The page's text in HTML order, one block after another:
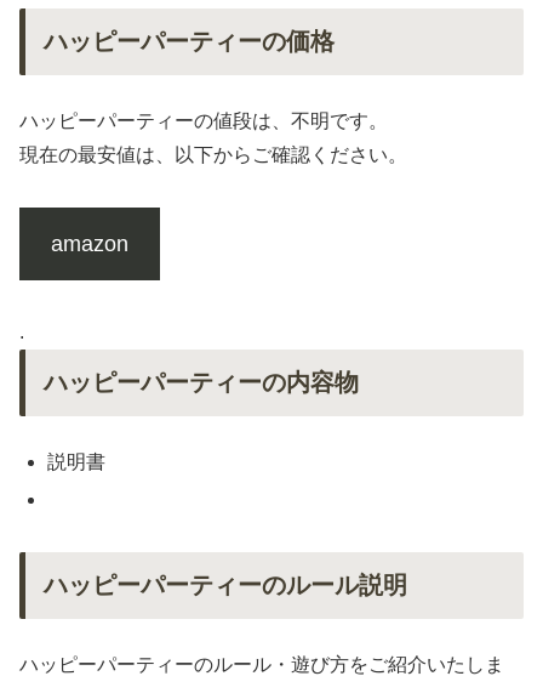
ハッピーパーティーの価格
ハッピーパーティーの値段は、不明です。
現在の最安値は、以下からご確認ください。
amazon
.
ハッピーパーティーの内容物
説明書
ハッピーパーティーのルール説明
ハッピーパーティーのルール・遊び方をご紹介いたしま